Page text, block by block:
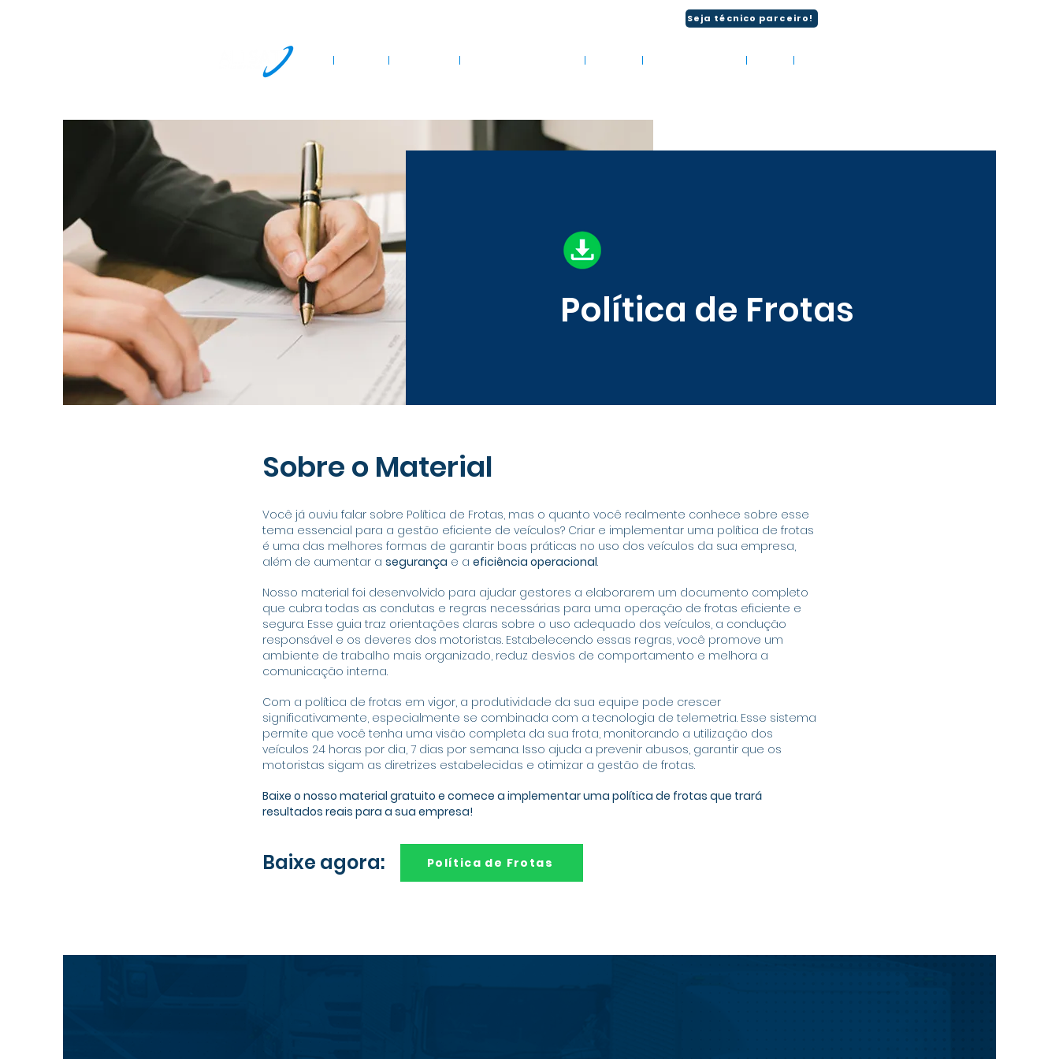
Seja técnico parceiro!
Política de Frotas
Sobre o Material
Você já ouviu falar sobre Política de Frotas, mas o quanto você realmente conhece sobre esse
tema essencial para a gestão eficiente de veículos? Criar e implementar uma política de frotas
é uma das melhores formas de garantir boas práticas no uso dos veículos da sua empresa,
além de aumentar a segurança e a eficiência operacional.
Nosso material foi desenvolvido para ajudar gestores a elaborarem um documento completo
que cubra todas as condutas e regras necessárias para uma operação de frotas eficiente e
segura. Esse guia traz orientações claras sobre o uso adequado dos veículos, a condução
responsável e os deveres dos motoristas. Estabelecendo essas regras, você promove um
ambiente de trabalho mais organizado, reduz desvios de comportamento e melhora a
comunicação interna.
Com a política de frotas em vigor, a produtividade da sua equipe pode crescer
significativamente, especialmente se combinada com a tecnologia de telemetria. Esse sistema
permite que você tenha uma visão completa da sua frota, monitorando a utilização dos
veículos 24 horas por dia, 7 dias por semana. Isso ajuda a prevenir abusos, garantir que os
motoristas sigam as diretrizes estabelecidas e otimizar a gestão de frotas.
Baixe o nosso material gratuito e comece a implementar uma política de frotas que trará
resultados reais para a sua empresa!
Baixe agora: Política de Frotas